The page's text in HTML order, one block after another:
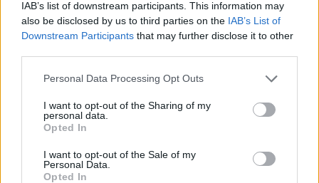
IAB’s list of downstream participants. This information may
also be disclosed by us to third parties on the IAB’s List of
Downstream Participants that may further disclose it to other
Personal Data Processing Opt Outs
I want to opt-out of the Sharing of my
personal data.
Opted In
I want to opt-out of the Sale of my
Personal Data.
Opted In
Értesítőből.
A MÁV Start Zrt. a Munka Törvénykönyve alapján a céget
terhelő kártérítési kötelezettségének fedezetére köti a
munkáltatói felelősségbiztosítást. Az eljárás eredményéről
értéke 72 millió forint, ezzel szemben a szerződés végleges
összértéke 42,6 millió forint lett.
KEDVES OLVASÓNK!